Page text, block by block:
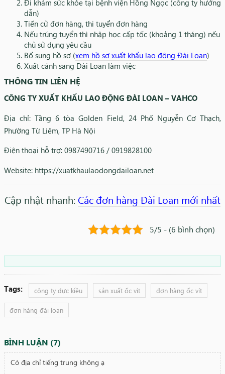
Đi khám sức khỏe tại bệnh viện Hồng Ngọc (công ty hướng
dẫn)
Tiến cử đơn hàng, thi tuyển đơn hàng
Nếu trúng tuyển thì nhập học cấp tốc (khoảng 1 tháng) nếu
chủ sử dụng yêu cầu
Bổ sung hồ sơ (xem hồ sơ xuất khẩu lao động Đài Loan)
Xuất cảnh sang Đài Loan làm việc
THÔNG TIN LIÊN HỆ
CÔNG TY XUẤT KHẨU LAO ĐỘNG ĐÀI LOAN – VAHCO
Địa chỉ: Tầng 6 tòa Golden Field, 24 Phố Nguyễn Cơ Thạch,
Phường Từ Liêm, TP Hà Nội
Điện thoại hỗ trợ: 0987490716 / 0919828100
Website: https://xuatkhaulaodongdailoan.net
Cập nhật nhanh: Các đơn hàng Đài Loan mới nhất
5/5 - (6 bình chọn)
Tags: công ty dực kiều sản xuất ốc vít đơn hàng ốc vít
đơn hàng đài loan
BÌNH LUẬN (7)
Có địa chỉ tiếng trung không ạ